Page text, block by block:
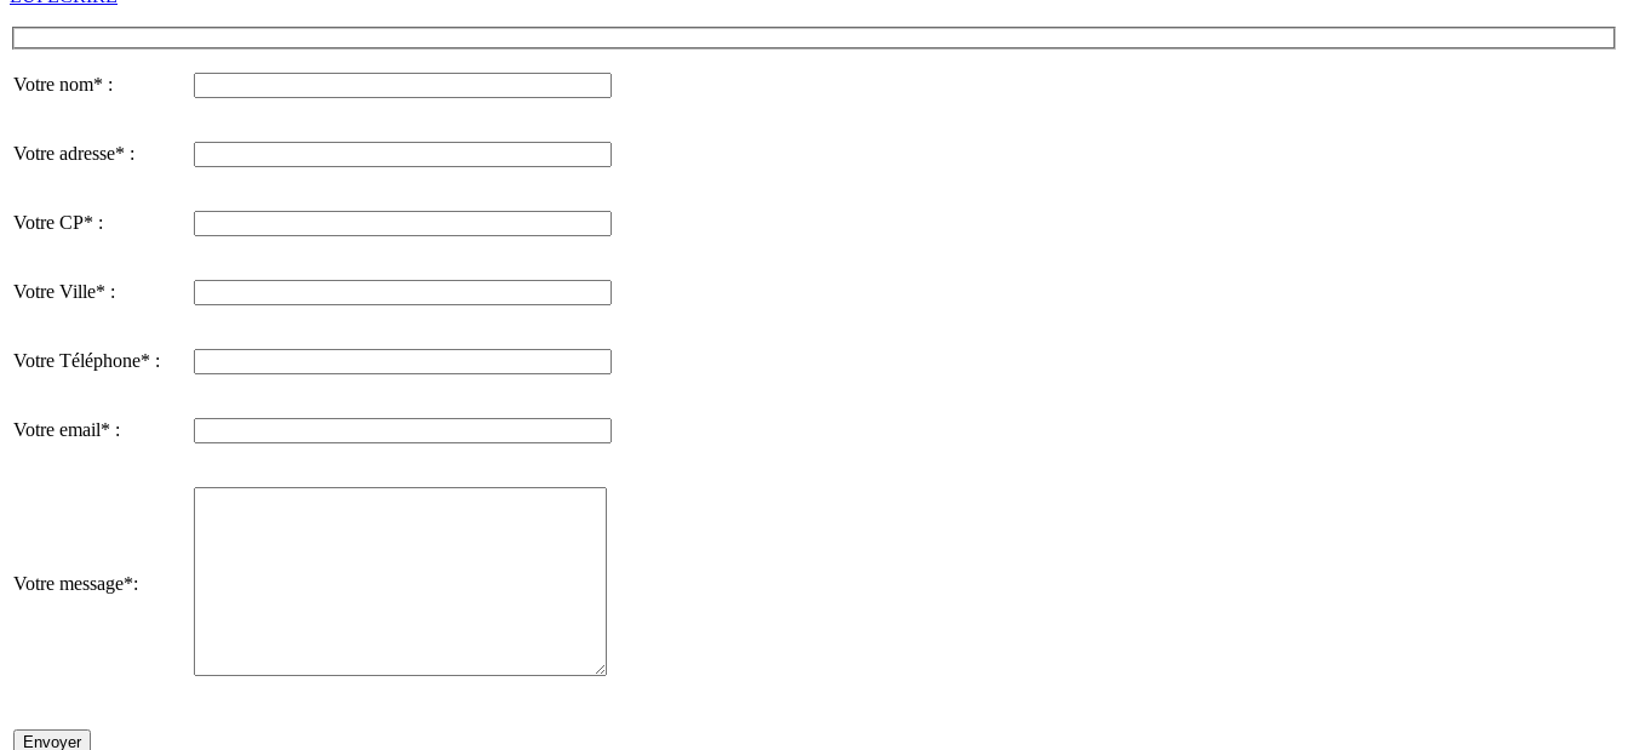
Votre nom* :
Votre adresse* :
Votre CP* :
Votre Ville* :
Votre Téléphone* :
Votre email* :
Votre message*: